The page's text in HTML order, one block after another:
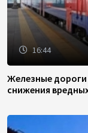
16:44
Железные дороги
снижения